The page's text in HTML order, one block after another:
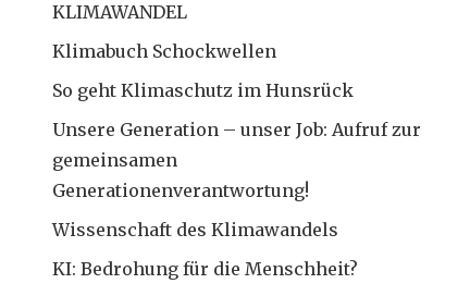
KLIMAWANDEL
Klimabuch Schockwellen
So geht Klimaschutz im Hunsrück
Unsere Generation – unser Job: Aufruf zur
gemeinsamen
Generationenverantwortung!
Wissenschaft des Klimawandels
KI: Bedrohung für die Menschheit?